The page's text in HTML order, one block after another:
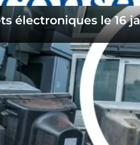
électroniques le 16